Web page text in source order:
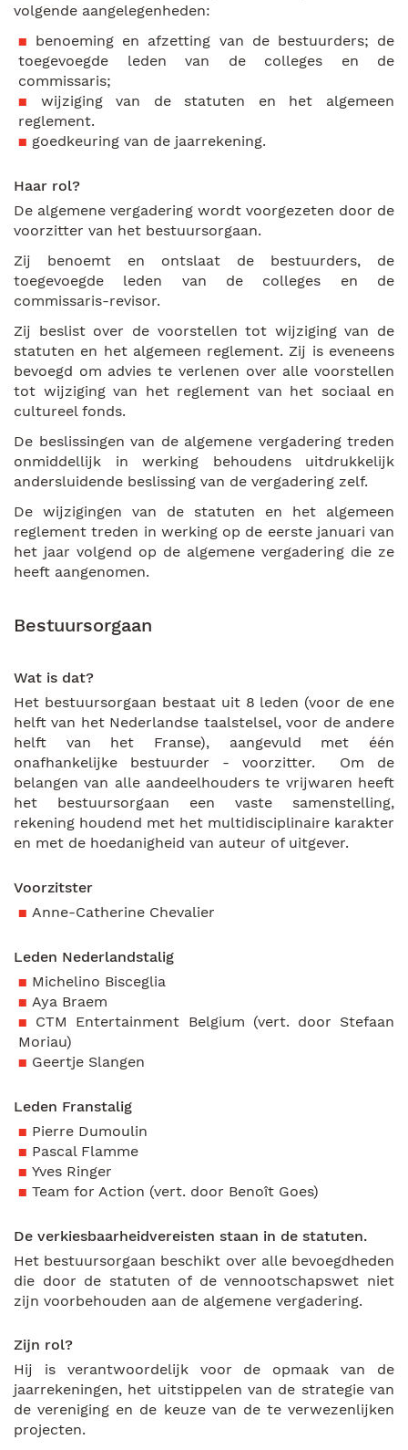
volgende aangelegenheden:
benoeming en afzetting van de bestuurders; de
toegevoegde leden van de colleges en de
commissaris;
wijziging van de statuten en het algemeen
reglement.
goedkeuring van de jaarrekening.
Haar rol?
De algemene vergadering wordt voorgezeten door de
voorzitter van het bestuursorgaan.
Zij benoemt en ontslaat de bestuurders, de
toegevoegde leden van de colleges en de
commissaris-revisor.
Zij beslist over de voorstellen tot wijziging van de
statuten en het algemeen reglement. Zij is eveneens
bevoegd om advies te verlenen over alle voorstellen
tot wijziging van het reglement van het sociaal en
cultureel fonds.
De beslissingen van de algemene vergadering treden
onmiddellijk in werking behoudens uitdrukkelijk
andersluidende beslissing van de vergadering zelf.
De wijzigingen van de statuten en het algemeen
reglement treden in werking op de eerste januari van
het jaar volgend op de algemene vergadering die ze
heeft aangenomen.
Bestuursorgaan
Wat is dat?
Het bestuursorgaan bestaat uit 8 leden (voor de ene
helft van het Nederlandse taalstelsel, voor de andere
helft van het Franse), aangevuld met één
onafhankelijke bestuurder - voorzitter. Om de
belangen van alle aandeelhouders te vrijwaren heeft
het bestuursorgaan een vaste samenstelling,
rekening houdend met het multidisciplinaire karakter
en met de hoedanigheid van auteur of uitgever.
Voorzitster
Anne-Catherine Chevalier
Leden Nederlandstalig
Michelino Bisceglia
Aya Braem
CTM Entertainment Belgium (vert. door Stefaan
Moriau)
Geertje Slangen
Leden Franstalig
Pierre Dumoulin
Pascal Flamme
Yves Ringer
Team for Action (vert. door Benoît Goes)
De verkiesbaarheidvereisten staan in de statuten.
Het bestuursorgaan beschikt over alle bevoegdheden
die door de statuten of de vennootschapswet niet
zijn voorbehouden aan de algemene vergadering.
Zijn rol?
Hij is verantwoordelijk voor de opmaak van de
jaarrekeningen, het uitstippelen van de strategie van
de vereniging en de keuze van de te verwezenlijken
projecten.